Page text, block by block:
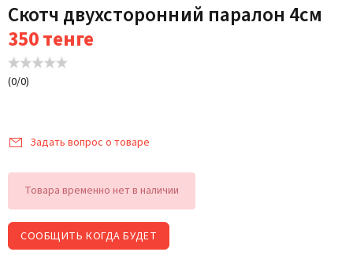
Скотч двухсторонний паралон 4см
350тенге
(0/0)
Задать вопрос о товаре
Товара временно нет в наличии
СООБЩИТЬ КОГДА БУДЕТ